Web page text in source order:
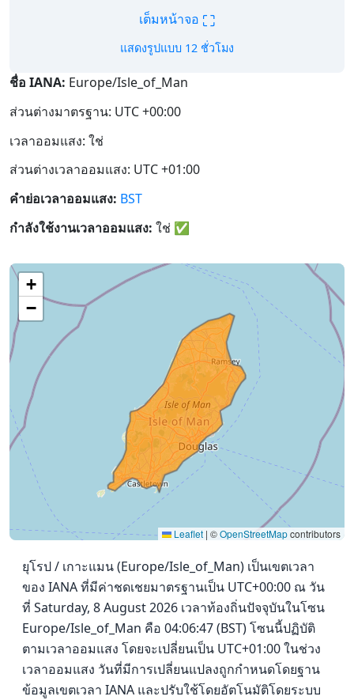
เต็มหน้าจอ ⛶
แสดงรูปแบบ 12 ชั่วโมง
ชื่อ IANA: Europe/Isle_of_Man
ส่วนต่างมาตรฐาน: UTC +00:00
เวลาออมแสง: ใช่
ส่วนต่างเวลาออมแสง: UTC +01:00
คำย่อเวลาออมแสง: BST
กำลังใช้งานเวลาออมแสง: ใช่ ✅
+
−
Leaflet | ©OpenStreetMapcontributors
ยุโรป / เกาะแมน (Europe/Isle_of_Man) เป็นเขตเวลา
ของ IANA ที่มีค่าชดเชยมาตรฐานเป็น UTC+00:00 ณ วัน
ที่ Saturday, 8 August 2026 เวลาท้องถิ่นปัจจุบันในโซน
Europe/Isle_of_Man คือ 04:06:47 (BST) โซนนี้ปฏิบัติ
ตามเวลาออมแสง โดยจะเปลี่ยนเป็น UTC+01:00 ในช่วง
เวลาออมแสง วันที่มีการเปลี่ยนแปลงถูกกำหนดโดยฐาน
ข้อมูลเขตเวลา IANA และปรับใช้โดยอัตโนมัติโดยระบบ